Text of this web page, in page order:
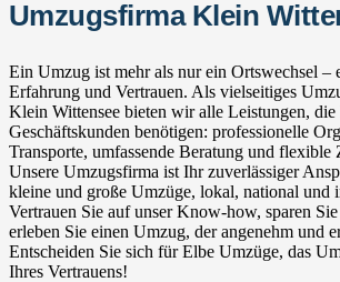
Umzugsfirma Klein
Ein Umzug ist mehr als nur ein Ortswechsel –
Erfahrung und Vertrauen. Als vielseitiges
Klein Wittensee bieten wir alle Leistungen, die
Geschäftskunden benötigen: professionelle
Transporte, umfassende Beratung und flexible
Unsere Umzugsfirma ist Ihr zuverlässiger
kleine und große Umzüge, lokal, national und
Vertrauen Sie auf unser Know-how, sparen
erleben Sie einen Umzug, der angenehm und
Entscheiden Sie sich für Elbe Umzüge, das
Ihres Vertrauens!